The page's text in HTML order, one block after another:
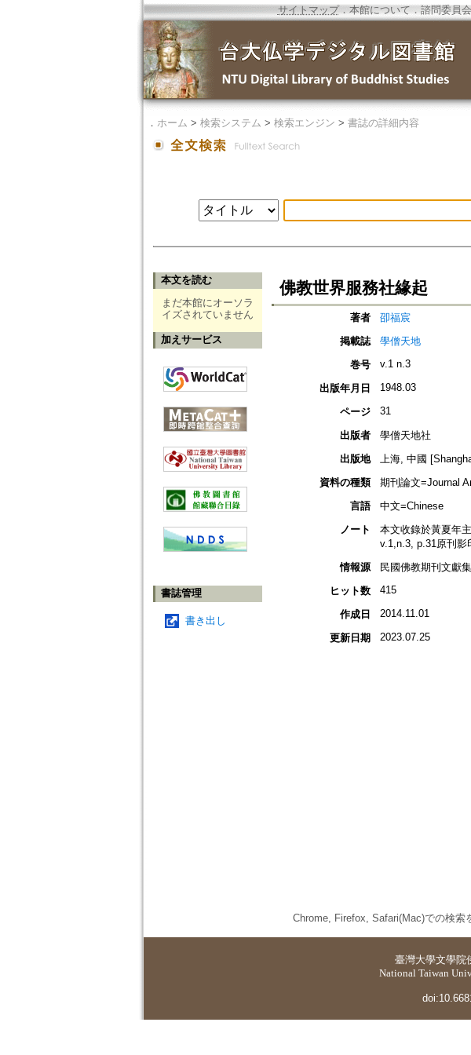
サイトマップ．本館について ． 諮問委員会
． ホーム > 検索システム > 検索エンジン > 書誌の詳細内容
本文を読む
まだ本館にオーソラ
イズされていません
加えサービス
書誌管理
書き出し
佛教世界服務社緣起
著者
卲福宸
掲載誌
學僧天地
巻号
v.1 n.3
出版年月日 1948.03
ページ 31
出版者
學僧天地社
出版地
上海, 中國
資料の種類
期刊論文=Journal
言語
中文=Chinese
ノート
本文收錄於黃夏年
v.1,n.3, p.31原刊影
情報源
民國佛教期刊文獻
ヒット数
415
作成日 2014.11.01
更新日期 2023.07.25
Chrome, Firefox, Safari(Mac)での検索
臺灣大學文學院
National Taiwan